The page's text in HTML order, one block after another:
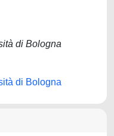
di Bologna
di Bologna